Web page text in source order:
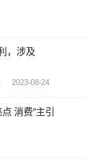
，涉及
2023-08-24
消费“主引